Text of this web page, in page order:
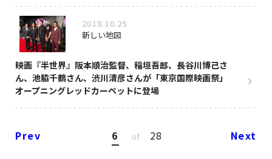
2018.10.25
新しい地図
映画『半世界』阪本順治監督、稲垣吾郎、長谷川博己さ
ん、池脇千鶴さん、渋川清彦さんが「東京国際映画祭」
オープニングレッドカーペットに登場
Prev 6 of 28 Next